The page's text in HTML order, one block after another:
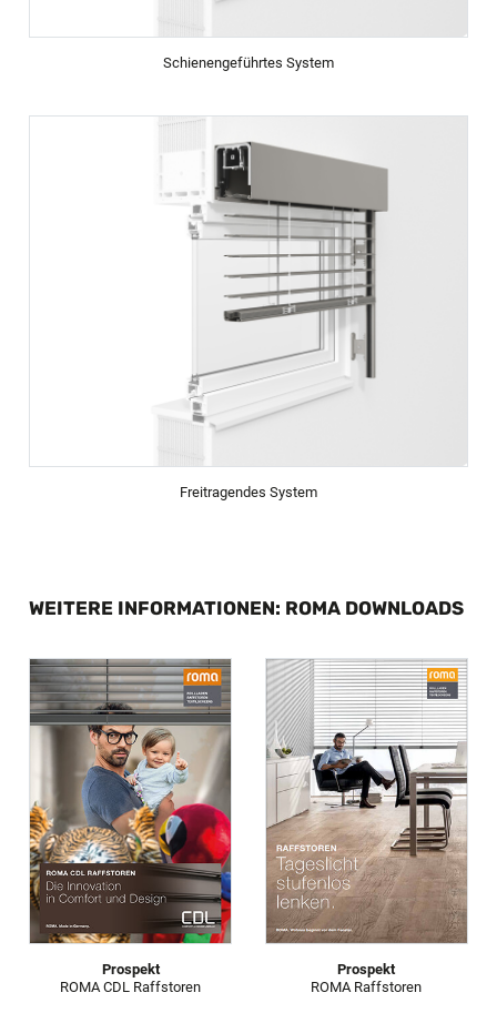
Schienengeführtes System
Freitragendes System
WEITERE INFORMATIONEN: ROMA DOWNLOADS
Prospekt
ROMA CDL Raffstoren
Prospekt
ROMA Raffstoren